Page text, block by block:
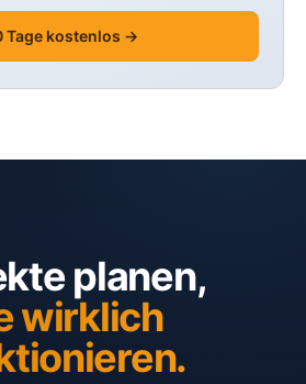
Tage kostenlos →
planen,
wirklich